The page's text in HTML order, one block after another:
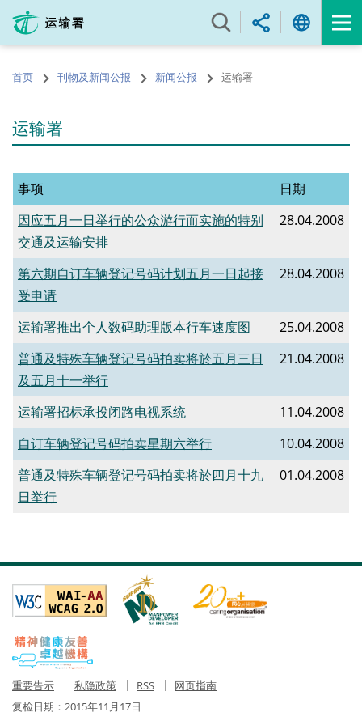
内
的首页 刊物及新闻公报 新闻公报 运输署
运输署
事项
日期
因应五月一日举行的公众游行而实施的特别
交通及运输安排
28.04.2008
第六期自订车辆登记号码计划五月一日起接
受申请
28.04.2008
运输署推出个人数码助理版本行车速度图
25.04.2008
普通及特殊车辆登记号码拍卖将於五月三日
及五月十一举行
21.04.2008
运输署招标承投闭路电视系统
11.04.2008
自订车辆登记号码拍卖星期六举行
10.04.2008
普通及特殊车辆登记号码拍卖将於四月十九
日举行
01.04.2008
重要告示 私隐政策 RSS
网页指南
复检日期： 2015年11月17日